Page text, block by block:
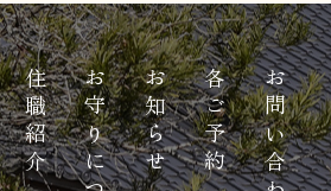
お問い合わせ
各ご予約
お知らせ
住職紹介